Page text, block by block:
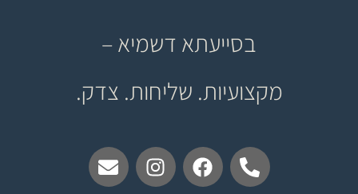
בסייעתא דשמיא –
מקצועיות. שליחות. צדק.